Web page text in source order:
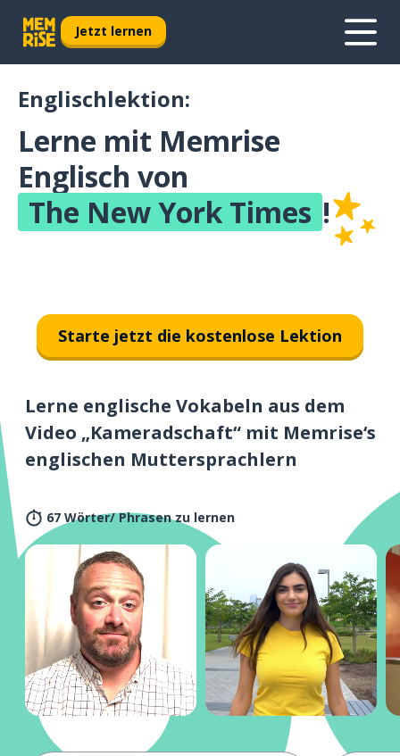
Jetzt lernen
Englischlektion:
Lerne mit Memrise
Englisch von
The New York Times !
Starte jetzt die kostenlose Lektion
Lerne englische Vokabeln aus dem
Video „Kameradschaft“ mit Memrise‘s
englischen Muttersprachlern
67 Wörter/ Phrasen zu lernen